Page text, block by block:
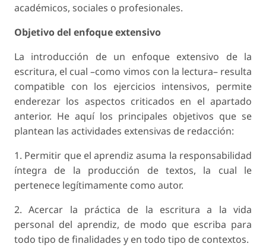
académicos, sociales o profesionales.
Objetivo del enfoque extensivo
La introducción de un enfoque extensivo de la
escritura, el cual –como vimos con la lectura– resulta
compatible con los ejercicios intensivos, permite
enderezar los aspectos criticados en el apartado
anterior. He aquí los principales objetivos que se
plantean las actividades extensivas de redacción:
1. Permitir que el aprendiz asuma la responsabilidad
íntegra de la producción de textos, la cual le
pertenece legítimamente como autor.
2. Acercar la práctica de la escritura a la vida
personal del aprendiz, de modo que escriba para
todo tipo de finalidades y en todo tipo de contextos.